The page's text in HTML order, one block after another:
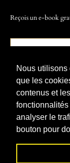
Nous
que les
contenus et
analyser le
bouton pour
Reçois un e-book